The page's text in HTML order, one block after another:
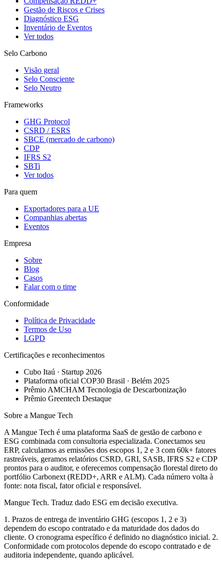
Gestão de Riscos e Crises
Diagnóstico ESG
Inventário de Eventos
Ver todos
Selo Carbono
Visão geral
Selo Consciente
Selo Neutro
Frameworks
GHG Protocol
CSRD / ESRS
SBCE (mercado de carbono)
CDP
IFRS S2
SBTi
Ver todos
Para quem
Exportadores para a UE
Companhias abertas
Eventos
Empresa
Sobre
Blog
Casos
Falar com o time
Conformidade
Política de Privacidade
Termos de Uso
LGPD
Certificações e reconhecimentos
Cubo Itaú · Startup 2026
Plataforma oficial COP30 Brasil · Belém 2025
Prêmio AMCHAM Tecnologia de Descarbonização
Prêmio Greentech Destaque
Sobre a Mangue Tech
A Mangue Tech é uma plataforma SaaS de gestão de carbono e
ESG combinada com consultoria especializada. Conectamos seu
ERP, calculamos as emissões dos escopos 1, 2 e 3 com 60k+ fatores
rastreáveis, geramos relatórios CSRD, GRI, SASB, IFRS S2 e CDP
prontos para o auditor, e oferecemos compensação florestal direto do
portfólio Carbonext (REDD+, ARR e ALM). Cada número volta à
fonte: nota fiscal, fator oficial e responsável.
Mangue Tech. Traduz dado ESG em decisão executiva.
1. Prazos de entrega de inventário GHG (escopos 1, 2 e 3)
dependem do escopo contratado e da maturidade dos dados do
cliente. O cronograma específico é definido no diagnóstico inicial. 2.
Conformidade com protocolos depende do escopo contratado e de
auditoria independente, quando aplicável.